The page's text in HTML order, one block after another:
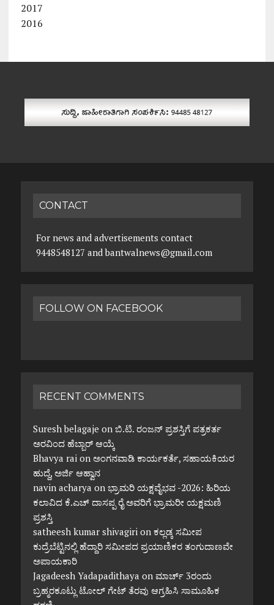
2017
2016
CONTACT
For news and advertisements contact
9448548127 and bantwalnews@gmail.com
FOLLOW ON FACEBOOK
RECENT COMMENTS
Suresh belagaje on ಬಿ.ಟಿ. ರಂಜನ್ ಪ್ರಶಸ್ತಿಗೆ ಪತ್ರಕರ್ತ
ಅರವಿಂದ ಹೆಬ್ಬಾರ್ ಆಯ್ಕೆ
Bhavya raion ಅಂಗನವಾಡಿ ಕಾರ್ಯಕರ್ತೆ, ಸಹಾಯಕಿಯರ
ಹುದ್ದೆ, ಅರ್ಜಿ ಆಹ್ವಾನ
navin acharya on ಭ್ರಾಮರಿ ಯಕ್ಷವೈಭವ -2026: ಹಿರಿಯ
ಕಲಾವಿದ ಕೆ.ಎಚ್ ದಾಸಪ್ಪ ರೈ ಅವರಿಗೆ ಭ್ರಾಮರೀ ಯಕ್ಷಮಣಿ
ಪ್ರಶಸ್ತಿ
satheesh kumar shivagirion ಕಲ್ಲಡ್ಕ ಸಮೀಪ
ಕುದ್ರೆಬೆಟ್ಟಿನಲ್ಲಿ ಹೆದ್ದಾರಿ ಸಮೀಪದ ಪ್ರಯಾಣಿಕರ ತಂಗುದಾಣವೇ
ಅಪಾಯಕಾರಿ
Jagadeesh Yadapadithaya on ಮಾರ್ಚ್ 3ರಂದು
ಬ್ರಹ್ಮರಕೂಟ್ಲು ಟೋಲ್ ಗೇಟ್ ತೆರವು ಆಗ್ರಹಿಸಿ ಸಾಮೂಹಿಕ